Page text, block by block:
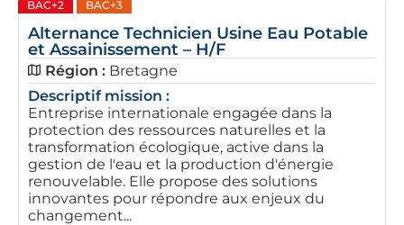
BAC+2 BAC+3
Alternance Technicien Usine Eau Potable
et Assainissement – H/F
Région : Bretagne
Descriptif mission :
Entreprise internationale engagée dans la
protection des ressources naturelles et la
transformation écologique, active dans la
gestion de l'eau et la production d'énergie
renouvelable. Elle propose des solutions
innovantes pour répondre aux enjeux du
changement...